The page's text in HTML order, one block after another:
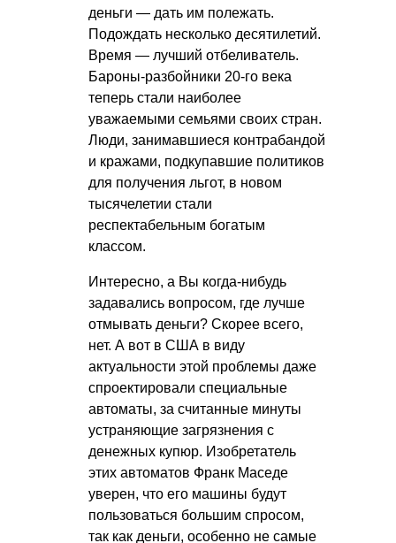
деньги — дать им полежать.
Подождать несколько десятилетий.
Время — лучший отбеливатель.
Бароны-разбойники 20-го века
теперь стали наиболее
уважаемыми семьями своих стран.
Люди, занимавшиеся контрабандой
и кражами, подкупавшие политиков
для получения льгот, в новом
тысячелетии стали
респектабельным богатым
классом.
Интересно, а Вы когда-нибудь
задавались вопросом, где лучше
отмывать деньги? Скорее всего,
нет. А вот в США в виду
актуальности этой проблемы даже
спроектировали специальные
автоматы, за считанные минуты
устраняющие загрязнения с
денежных купюр. Изобретатель
этих автоматов Франк Маседе
уверен, что его машины будут
пользоваться большим спросом,
так как деньги, особенно не самые